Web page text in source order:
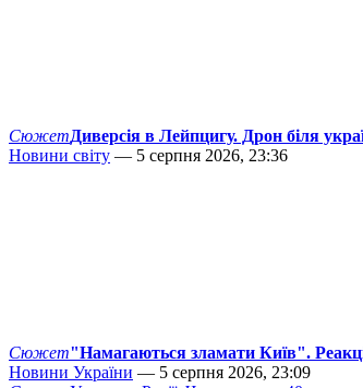
СюжетДиверсія в Лейпцигу. Дрон біля
Новини світу — 5 серпня 2026, 23:36
Сюжет"Намагаються зламати Київ".
Новини України — 5 серпня 2026, 23:09